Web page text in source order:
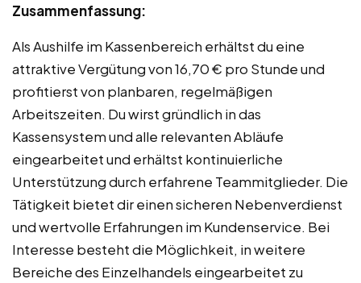
Zusammenfassung:
Als Aushilfe im Kassenbereich erhältst du eine
attraktive Vergütung von 16,70 € pro Stunde und
profitierst von planbaren, regelmäßigen
Arbeitszeiten. Du wirst gründlich in das
Kassensystem und alle relevanten Abläufe
eingearbeitet und erhältst kontinuierliche
Unterstützung durch erfahrene Teammitglieder. Die
Tätigkeit bietet dir einen sicheren Nebenverdienst
und wertvolle Erfahrungen im Kundenservice. Bei
Interesse besteht die Möglichkeit, in weitere
Bereiche des Einzelhandels eingearbeitet zu